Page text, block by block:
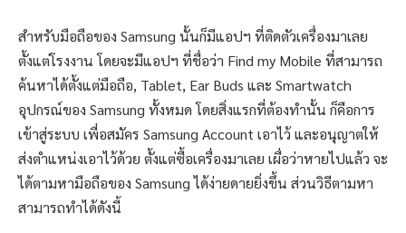
สำหรับมือถือของ Samsung นั้นก็มีแอปฯ ที่ติดตัวเครื่องมาเลย
ตั้งแต่โรงงาน โดยจะมีแอปฯ ที่ชื่อว่า Find my Mobile ที่สามารถ
ค้นหาได้ตั้งแต่มือถือ, Tablet, Ear Buds และ Smartwatch
อุปกรณ์ของ Samsung ทั้งหมด โดยสิ่งแรกที่ต้องทำนั้น ก็คือการ
เข้าสู่ระบบ เพื่อสมัคร Samsung Account เอาไว้ และอนุญาตให้
ส่งตำแหน่งเอาไว้ด้วย ตั้งแต่ซื้อเครื่องมาเลย เผื่อว่าหายไปแล้ว จะ
ได้ตามหามือถือของ Samsung ได้ง่ายดายยิ่งขึ้น ส่วนวิธีตามหา
สามารถทำได้ดังนี้